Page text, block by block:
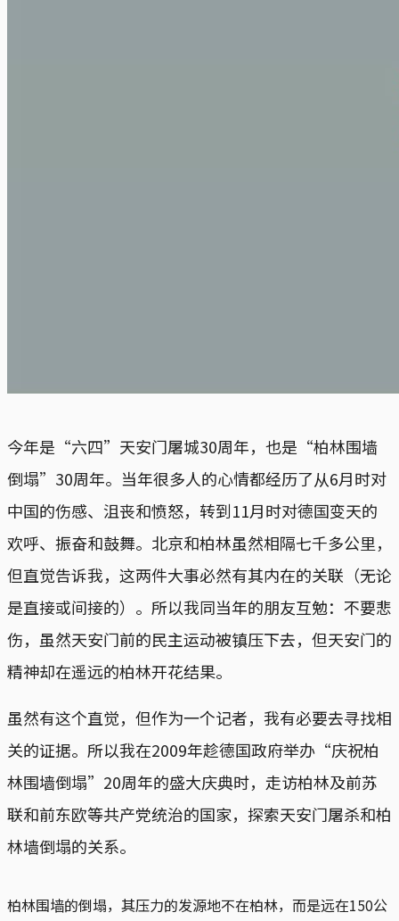
今年是“六四”天安门屠城30周年，也是“柏林围墙
倒塌”30周年。当年很多人的心情都经历了从6月时对
中国的伤感、沮丧和愤怒，转到11月时对德国变天的
欢呼、振奋和鼓舞。北京和柏林虽然相隔七千多公里，
但直觉告诉我，这两件大事必然有其内在的关联（无论
是直接或间接的）。所以我同当年的朋友互勉：不要悲
伤，虽然天安门前的民主运动被镇压下去，但天安门的
精神却在遥远的柏林开花结果。
虽然有这个直觉，但作为一个记者，我有必要去寻找相
关的证据。所以我在2009年趁德国政府举办“庆祝柏
林围墙倒塌”20周年的盛大庆典时，走访柏林及前苏
联和前东欧等共产党统治的国家，探索天安门屠杀和柏
林墙倒塌的关系。
柏林围墙的倒塌，其压力的发源地不在柏林，而是远在150公